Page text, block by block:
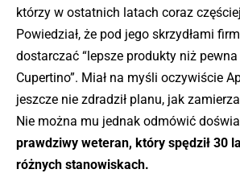
którzy w ostatnich latach coraz
Powiedział, że pod jego skrzydłami
dostarczać “lepsze produkty niż
Cupertino”. Miał na myśli oczywiście
jeszcze nie zdradził planu, jak
Nie można mu jednak odmówić
prawdziwy weteran, który spędził 30
różnych stanowiskach.